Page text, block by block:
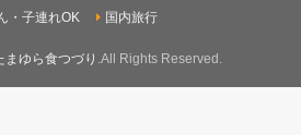
・子連れOK
国内旅行
まゆら食つづり .All Rights Reserved.